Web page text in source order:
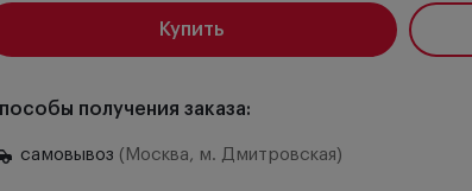
Купить
получения заказа:
самовывоз (Москва, м. Дмитровская)